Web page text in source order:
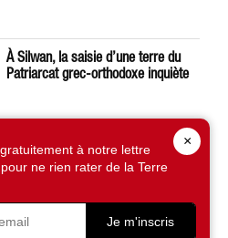
À Silwan, la saisie d’une terre du
Patriarcat grec-orthodoxe inquiète
Léon XIV préoccupé par la situation
en Terre Sainte
×
à notre lettre
ne rien rater de la Terre
Je m'inscris